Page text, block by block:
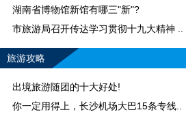
湖南省博物馆新馆有哪三"新"?
市旅游局召开传达学习贯彻十九大精神 ..
旅游攻略
出境旅游随团的十大好处!
你一定用得上，长沙机场大巴15条专线..